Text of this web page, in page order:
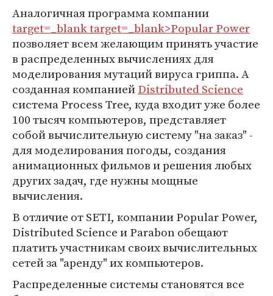
Аналогичная программа компании
target=_blank target=_blank>Popular Power
позволяет всем желающим принять участие
в распределенных вычислениях для
моделирования мутаций вируса гриппа. А
cозданная компаниейDistributed Science
система Process Tree, куда входит уже более
100 тысяч компьютеров, представляет
собой вычислительную систему "на заказ" -
для моделирования погоды, создания
анимационных фильмов и решения любых
других задач, где нужны мощные
вычисления.
В отличие от SETI, компании Popular Power,
Distributed Science и Parabon обещают
платить участникам своих вычислительных
сетей за "аренду" их компьютеров.
Распределенные системы становятся все